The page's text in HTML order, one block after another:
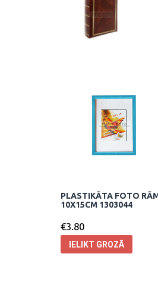
PLASTIKĀTA FOTO
10X15CM 1303044
€3.80
IELIKT GROZĀ